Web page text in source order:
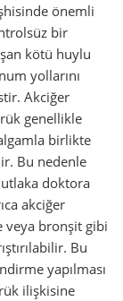
önemli
bir
kötü huylu
yollarını
Akciğer
genellikle
birlikte
Bu nedenle
doktora
akciğer
veya bronşit gibi
Bu
yapılması
ilişkisine